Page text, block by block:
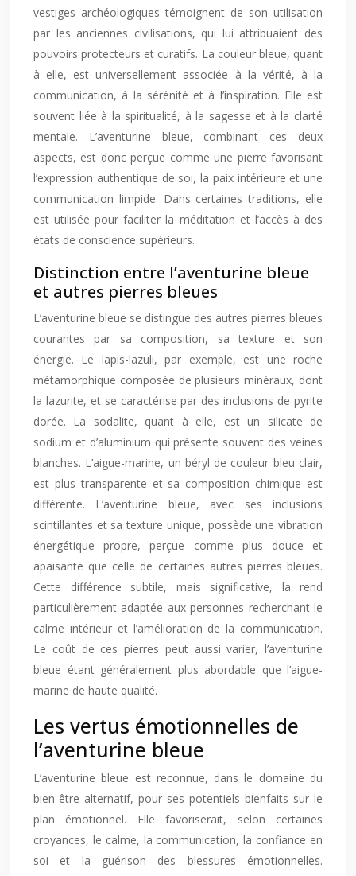
vestiges archéologiques témoignent de son utilisation
par les anciennes civilisations, qui lui attribuaient des
pouvoirs protecteurs et curatifs. La couleur bleue, quant
à elle, est universellement associée à la vérité, à la
communication, à la sérénité et à l’inspiration. Elle est
souvent liée à la spiritualité, à la sagesse et à la clarté
mentale. L’aventurine bleue, combinant ces deux
aspects, est donc perçue comme une pierre favorisant
l’expression authentique de soi, la paix intérieure et une
communication limpide. Dans certaines traditions, elle
est utilisée pour faciliter la méditation et l’accès à des
états de conscience supérieurs.
Distinction entre l’aventurine bleue
et autres pierres bleues
L’aventurine bleue se distingue des autres pierres bleues
courantes par sa composition, sa texture et son
énergie. Le lapis-lazuli, par exemple, est une roche
métamorphique composée de plusieurs minéraux, dont
la lazurite, et se caractérise par des inclusions de pyrite
dorée. La sodalite, quant à elle, est un silicate de
sodium et d’aluminium qui présente souvent des veines
blanches. L’aigue-marine, un béryl de couleur bleu clair,
est plus transparente et sa composition chimique est
différente. L’aventurine bleue, avec ses inclusions
scintillantes et sa texture unique, possède une vibration
énergétique propre, perçue comme plus douce et
apaisante que celle de certaines autres pierres bleues.
Cette différence subtile, mais significative, la rend
particulièrement adaptée aux personnes recherchant le
calme intérieur et l’amélioration de la communication.
Le coût de ces pierres peut aussi varier, l’aventurine
bleue étant généralement plus abordable que l’aigue-
marine de haute qualité.
Les vertus émotionnelles de
l’aventurine bleue
L’aventurine bleue est reconnue, dans le domaine du
bien-être alternatif, pour ses potentiels bienfaits sur le
plan émotionnel. Elle favoriserait, selon certaines
croyances, le calme, la communication, la confiance en
soi et la guérison des blessures émotionnelles.